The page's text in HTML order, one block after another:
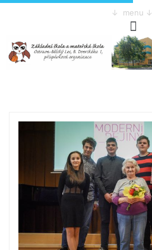
↓ menu ↓